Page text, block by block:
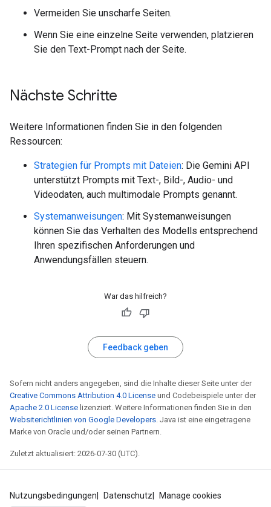
Vermeiden Sie unscharfe Seiten.
Wenn Sie eine einzelne Seite verwenden, platzieren
Sie den Text-Prompt nach der Seite.
Nächste Schritte
Weitere Informationen finden Sie in den folgenden
Ressourcen:
Strategien für Prompts mit Dateien: Die Gemini API
unterstützt Prompts mit Text-, Bild-, Audio- und
Videodaten, auch multimodale Prompts genannt.
Systemanweisungen: Mit Systemanweisungen
können Sie das Verhalten des Modells entsprechend
Ihren spezifischen Anforderungen und
Anwendungsfällen steuern.
War das hilfreich?
Feedback geben
Sofern nicht anders angegeben, sind die Inhalte dieser Seite unter der
Creative Commons Attribution 4.0 License und Codebeispiele unter der
Apache 2.0 License lizenziert. Weitere Informationen finden Sie in den
Websiterichtlinien von Google Developers. Java ist eine eingetragene
Marke von Oracle und/oder seinen Partnern.
Zuletzt aktualisiert: 2026-07-30 (UTC).
Nutzungsbedingungen Datenschutz Manage cookies